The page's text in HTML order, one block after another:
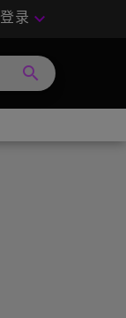
登录 keyboard_arrow_down
search